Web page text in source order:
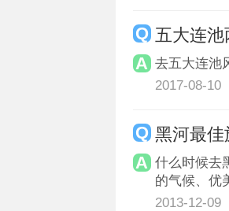
五大连
去五大连池
2017-08-10
黑河最佳
什么时候去
的气候、优
2013-12-09